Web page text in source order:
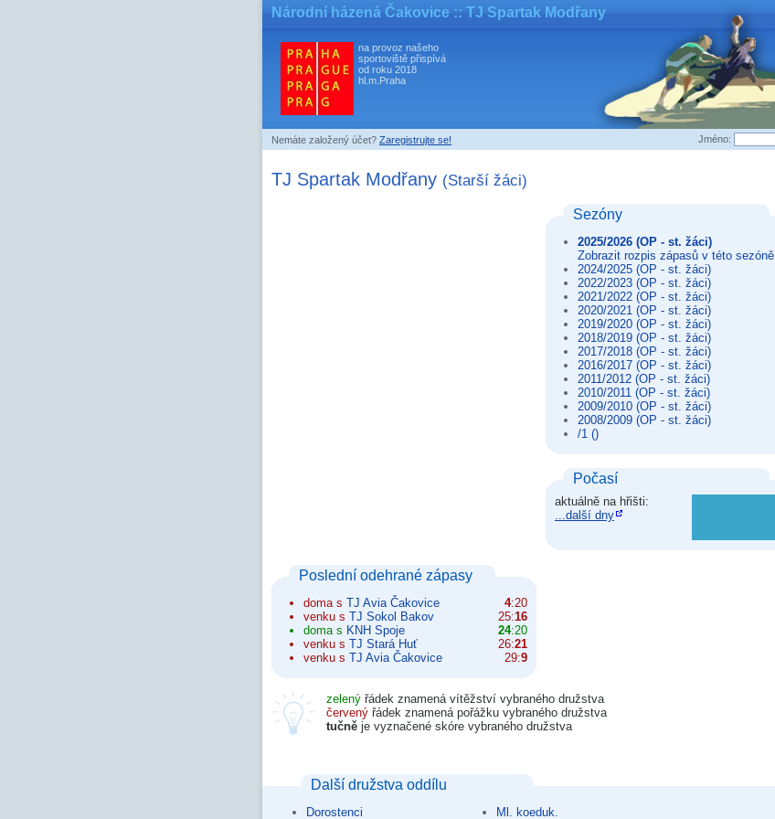
Národní házená Čakovice :: TJ Spartak Modřany
na provoz našeho
sportoviště přispívá
od roku 2018
hl.m.Praha
Nemáte založený účet? Zaregistrujte se! Jméno:
TJ Spartak Modřany (Starší žáci)
Sezóny
2025/2026 (OP - st. žáci)
Zobrazit rozpis zápasů v této sezóně
2024/2025 (OP - st. žáci)
2022/2023 (OP - st. žáci)
2021/2022 (OP - st. žáci)
2020/2021 (OP - st. žáci)
2019/2020 (OP - st. žáci)
2018/2019 (OP - st. žáci)
2017/2018 (OP - st. žáci)
2016/2017 (OP - st. žáci)
2011/2012 (OP - st. žáci)
2010/2011 (OP - st. žáci)
2009/2010 (OP - st. žáci)
2008/2009 (OP - st. žáci)
/1 ()
Počasí
aktuálně na hřišti:
...další dny
Poslední odehrané zápasy
4:20
doma s TJ Avia Čakovice
25:16
venku s TJ Sokol Bakov
24:20
doma s KNH Spoje
26:21
venku s TJ Stará Huť
29:9
venku s TJ Avia Čakovice
zelený řádek znamená vítěžství vybraného družstva
červený řádek znamená pořážku vybraného družstva
tučně je vyznačené skóre vybraného družstva
Další družstva oddílu
Dorostenci
Ml. koeduk.